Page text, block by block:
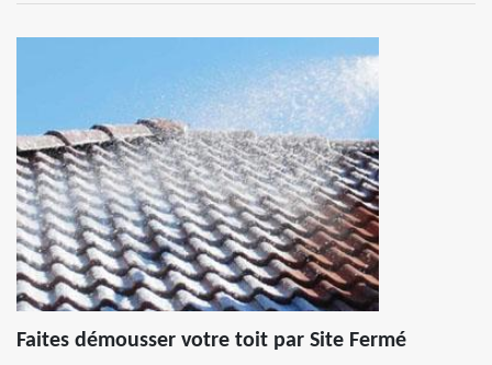
Faites démousser votre toit par Site Fermé